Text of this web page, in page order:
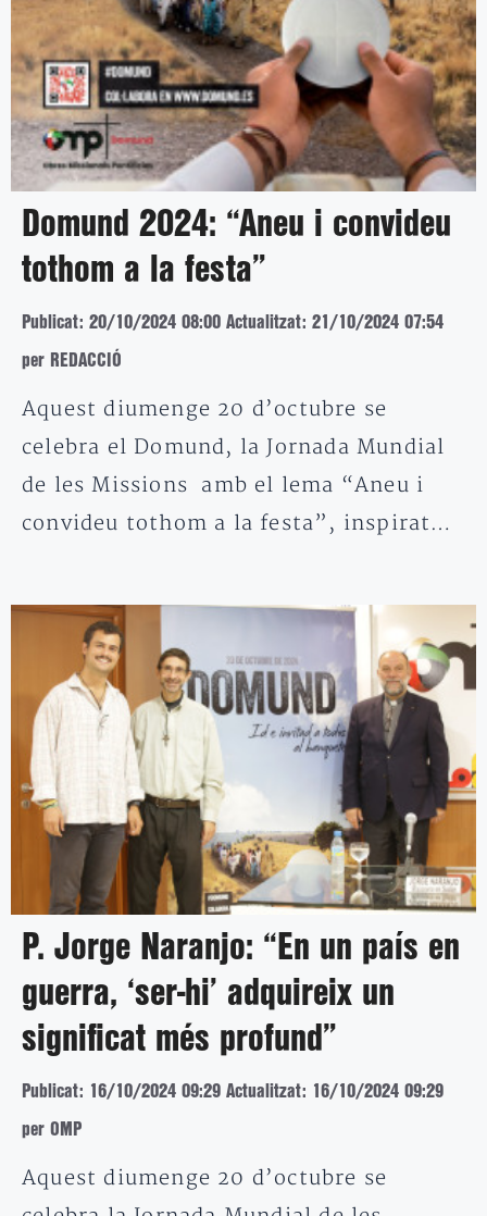
Domund 2024: “Aneu i convideu
tothom a la festa”
Publicat: 20/10/2024 08:00 Actualitzat: 21/10/2024 07:54
per REDACCIÓ
Aquest diumenge 20 d’octubre se
celebra el Domund, la Jornada Mundial
de les Missions amb el lema “Aneu i
convideu tothom a la festa”, inspirat…
P. Jorge Naranjo: “En un país en
guerra, ‘ser-hi’ adquireix un
significat més profund”
Publicat: 16/10/2024 09:29 Actualitzat: 16/10/2024 09:29
per OMP
Aquest diumenge 20 d’octubre se